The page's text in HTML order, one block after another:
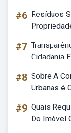
#6 Resíduos
#7
Cidadania
#8 Sobre A
Urbanas é
#9 Quais
Do Imóvel